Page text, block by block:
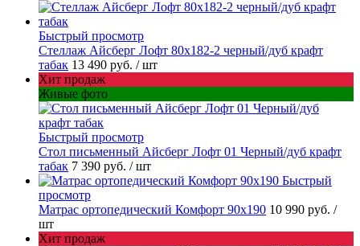
Быстрый просмотр
Стеллаж Айсберг Лофт 80х182-2 черный/дуб крафт
табак 13 490 руб. / шт
Хит продаж
Живые фото
Быстрый просмотр
Стол письменный Айсберг Лофт 01 Черный/дуб крафт
табак 7 390 руб. / шт
Быстрый
просмотр
Матрас ортопедический Комфорт 90х190 10 990 руб. /
шт
Хит продаж